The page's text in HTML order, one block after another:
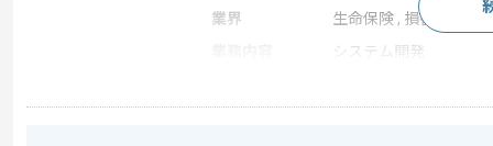
業界
生命保険 , 損害保険
システム開発